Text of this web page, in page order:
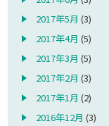
2017年5月 (3)
2017年4月 (5)
2017年3月 (5)
2017年2月 (3)
2017年1月 (2)
2016年12月 (3)